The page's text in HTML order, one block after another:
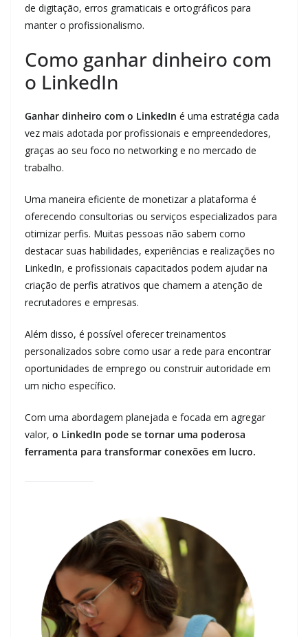
de digitação, erros gramaticais e ortográficos para
manter o profissionalismo.
Como ganhar dinheiro com
o LinkedIn
Ganhar dinheiro com o LinkedIn é uma estratégia cada
vez mais adotada por profissionais e empreendedores,
graças ao seu foco no networking e no mercado de
trabalho.
Uma maneira eficiente de monetizar a plataforma é
oferecendo consultorias ou serviços especializados para
otimizar perfis. Muitas pessoas não sabem como
destacar suas habilidades, experiências e realizações no
LinkedIn, e profissionais capacitados podem ajudar na
criação de perfis atrativos que chamem a atenção de
recrutadores e empresas.
Além disso, é possível oferecer treinamentos
personalizados sobre como usar a rede para encontrar
oportunidades de emprego ou construir autoridade em
um nicho específico.
Com uma abordagem planejada e focada em agregar
valor, o LinkedIn pode se tornar uma poderosa
ferramenta para transformar conexões em lucro.